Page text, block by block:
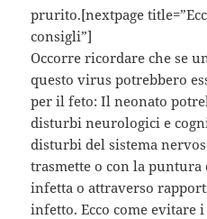
prurito.[nextpage
consigli”]
Occorre ricordare che se
questo virus potrebbero
per il feto: Il neonato
disturbi neurologici e
disturbi del sistema
trasmette o con la
infetta o attraverso
infetto. Ecco come evitare